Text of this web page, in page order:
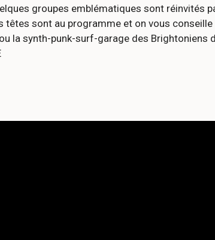
groupes emblématiques sont réinvités
têtes sont au programme et on vous
la synth-punk-surf-garage des Brightoniens